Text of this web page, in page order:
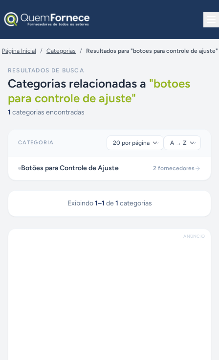
Página Inicial / Categorias / Resultados para "botoes para controle de ajuste"
RESULTADOS DE BUSCA
Categorias relacionadas a "botoes
para controle de ajuste"
1 categorias encontradas
CATEGORIA
Botões para Controle de Ajuste 2 fornecedores
Exibindo 1–1 de 1 categorias
ANÚNCIO